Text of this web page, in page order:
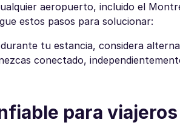
aeropuerto, incluido el
estos pasos para solucionar:
tu estancia, considera
conectado,
para viajeros